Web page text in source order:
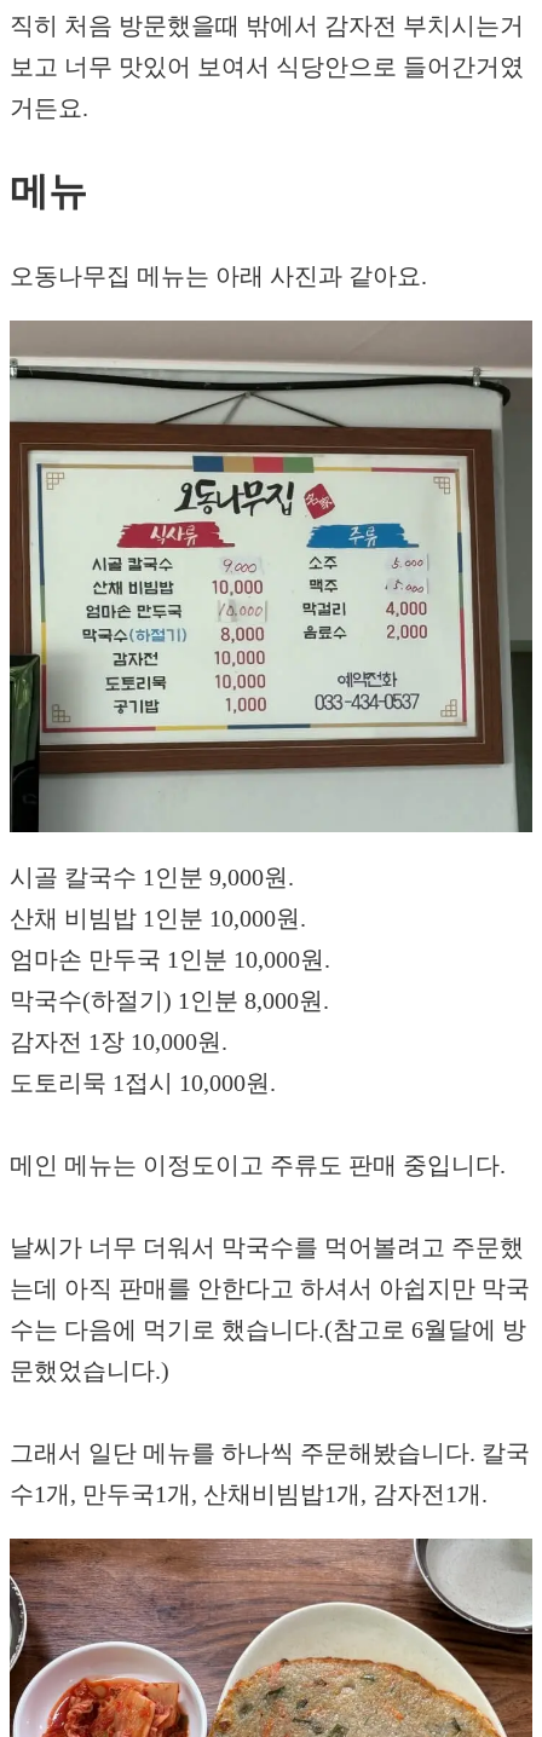
직히 처음 방문했을때 밖에서 감자전 부치시는거
보고 너무 맛있어 보여서 식당안으로 들어간거였
거든요.
메뉴
오동나무집 메뉴는 아래 사진과 같아요.
시골 칼국수 1인분 9,000원.
산채 비빔밥 1인분 10,000원.
엄마손 만두국 1인분 10,000원.
막국수(하절기) 1인분 8,000원.
감자전 1장 10,000원.
도토리묵 1접시 10,000원.
메인 메뉴는 이정도이고 주류도 판매 중입니다.
날씨가 너무 더워서 막국수를 먹어볼려고 주문했
는데 아직 판매를 안한다고 하셔서 아쉽지만 막국
수는 다음에 먹기로 했습니다.(참고로 6월달에 방
문했었습니다.)
그래서 일단 메뉴를 하나씩 주문해봤습니다. 칼국
수1개, 만두국1개, 산채비빔밥1개, 감자전1개.